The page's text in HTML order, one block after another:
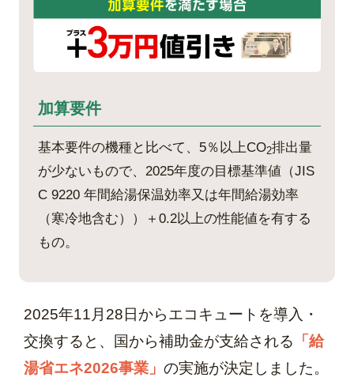
加算要件
基本要件の機種と比べて、5％以上CO2排出量
が少ないもので、2025年度の目標基準値（JIS
C 9220 年間給湯保温効率又は年間給湯効率
（寒冷地含む））＋0.2以上の性能値を有する
もの。
2025年11月28日からエコキュートを導入・
交換すると、国から補助金が支給される 「給
湯省エネ2026事業」 の実施が決定しました。